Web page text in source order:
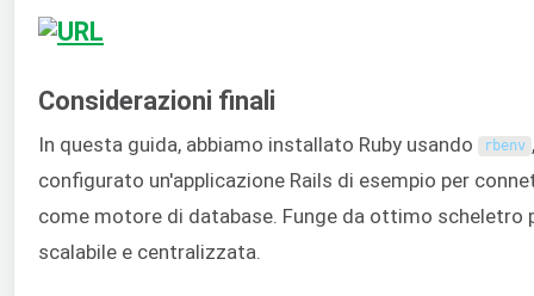
Considerazioni finali
In questa guida, abbiamo installato Ruby usando rbenv
configurato un'applicazione Rails di esempio per
come motore di database. Funge da ottimo scheletro
scalabile e centralizzata.